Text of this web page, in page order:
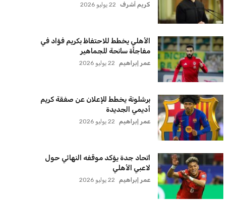
كريم أشرف 22 يوليو 2026
الأهلي يخطط للاحتفاظ بكريم فؤاد في
مفاجأة سانحة للجماهير
عمر إبراهيم 22 يوليو 2026
برشلونة يخطط للإعلان عن صفقة كريم
أديمي الجديدة
عمر إبراهيم 22 يوليو 2026
اتحاد جدة يؤكد موقفه النهائي حول
لاعبي الأهلي
عمر إبراهيم 22 يوليو 2026